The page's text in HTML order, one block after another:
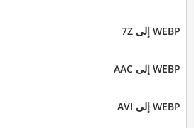
WEBP إلى 7Z
WEBP إلى AAC
WEBP إلى AVI